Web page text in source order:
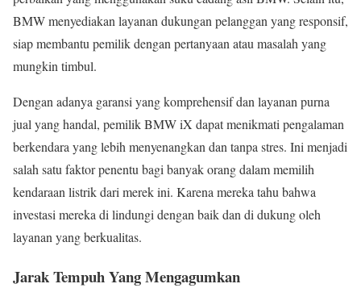
BMW menyediakan layanan dukungan pelanggan yang responsif,
siap membantu pemilik dengan pertanyaan atau masalah yang
mungkin timbul.
Dengan adanya garansi yang komprehensif dan layanan purna
jual yang handal, pemilik BMW iX dapat menikmati pengalaman
berkendara yang lebih menyenangkan dan tanpa stres. Ini menjadi
salah satu faktor penentu bagi banyak orang dalam memilih
kendaraan listrik dari merek ini. Karena mereka tahu bahwa
investasi mereka di lindungi dengan baik dan di dukung oleh
layanan yang berkualitas.
Jarak Tempuh Yang Mengagumkan